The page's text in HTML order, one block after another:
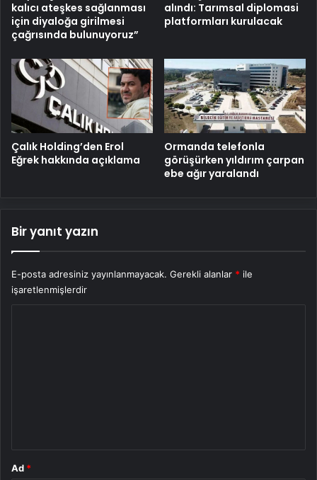
kalıcı ateşkes sağlanması
için diyaloğa girilmesi
çağrısında bulunuyoruz”
alındı: Tarımsal diplomasi
platformları kurulacak
Çalık Holding’den Erol
Eğrek hakkında açıklama
Ormanda telefonla
görüşürken yıldırım çarpan
ebe ağır yaralandı
Bir yanıt yazın
E-posta adresiniz yayınlanmayacak. Gerekli alanlar * ile
işaretlenmişlerdir
Ad *